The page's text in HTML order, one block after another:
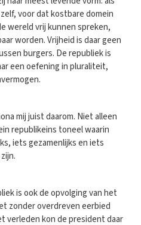
voor dat kostbare domein
wereld vrij kunnen spreken,
worden. Vrijheid is daar geen
burgers. De republiek is
een oefening in pluraliteit,
mij juist daarom. Niet alleen
republikeins toneel waarin
iets gezamenlijks en iets
is ook de opvolging van het
zonder overdreven eerbied
verleden kon de president daar